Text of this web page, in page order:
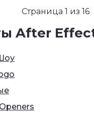
Страница 1 из 16
After